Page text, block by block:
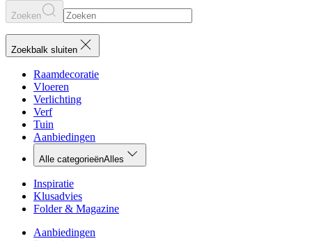
Zoeken
Zoekbalk sluiten
Raamdecoratie
Vloeren
Verlichting
Verf
Tuin
Aanbiedingen
Alle categorieënAlles
Inspiratie
Klusadvies
Folder & Magazine
Aanbiedingen